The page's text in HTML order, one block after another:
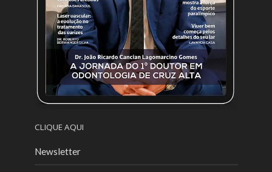
CLIQUE AQUI
Newsletter